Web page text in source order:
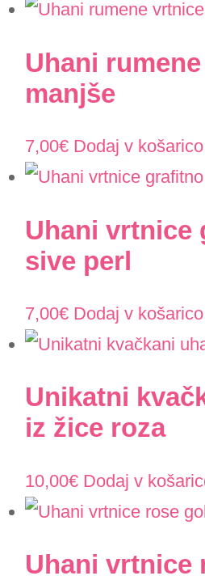
Uhani
manjše
7,00€ Dodaj v košarico
Uhani vrtnice
sive perl
7,00€ Dodaj v košarico
Unikatni
iz žice roza
10,00€ Dodaj v
Uhani vrtnice